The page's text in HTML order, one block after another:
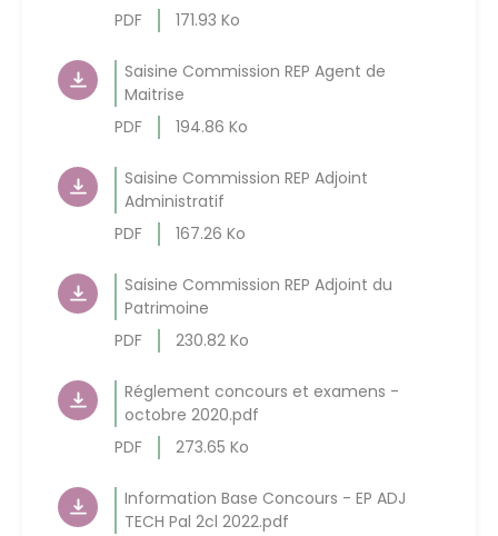
PDF
171.93 Ko
Saisine Commission REP Agent de
Maitrise
PDF
194.86 Ko
Saisine Commission REP Adjoint
Administratif
PDF
167.26 Ko
Saisine Commission REP Adjoint du
Patrimoine
PDF
230.82 Ko
Réglement concours et examens -
octobre 2020.pdf
PDF
273.65 Ko
Information Base Concours - EP ADJ
TECH Pal 2cl 2022.pdf